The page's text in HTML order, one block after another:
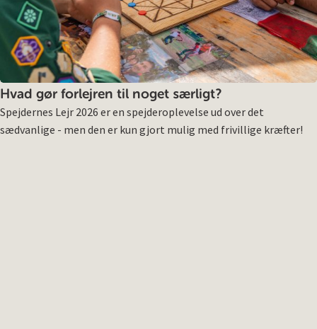
Hvad gør forlejren til noget særligt?
Spejdernes Lejr 2026 er en spejderoplevelse ud over det
sædvanlige - men den er kun gjort mulig med frivillige kræfter!